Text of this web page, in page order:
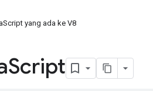
yang ada ke V8
Script